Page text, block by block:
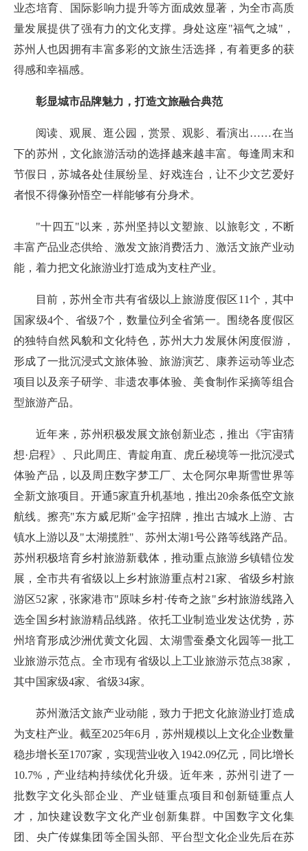
业态培育、国际影响力提升等方面成效显著，为全市高质
量发展提供了强有力的文化支撑。身处这座"福气之城"，
苏州人也因拥有丰富多彩的文旅生活选择，有着更多的获
得感和幸福感。
彰显城市品牌魅力，打造文旅融合典范
阅读、观展、逛公园，赏景、观影、看演出……在当
下的苏州，文化旅游活动的选择越来越丰富。每逢周末和
节假日，苏城各处佳展纷呈、好戏连台，让不少文艺爱好
者恨不得像孙悟空一样能够有分身术。
"十四五"以来，苏州坚持以文塑旅、以旅彰文，不断
丰富产品业态供给、激发文旅消费活力、激活文旅产业动
能，着力把文化旅游业打造成为支柱产业。
目前，苏州全市共有省级以上旅游度假区11个，其中
国家级4个、省级7个，数量位列全省第一。围绕各度假区
的独特自然风貌和文化特色，苏州大力发展休闲度假游，
形成了一批沉浸式文旅体验、旅游演艺、康养运动等业态
项目以及亲子研学、非遗农事体验、美食制作采摘等组合
型旅游产品。
近年来，苏州积极发展文旅创新业态，推出《宇宙猜
想·启程》、只此周庄、青靛甪直、虎丘秘境等一批沉浸式
体验产品，以及周庄数字梦工厂、太仓阿尔卑斯雪世界等
全新文旅项目。开通5家直升机基地，推出20余条低空文旅
航线。擦亮"东方威尼斯"金字招牌，推出古城水上游、古
镇水上游以及"太湖揽胜"、苏州太湖1号公路等线路产品。
苏州积极培育乡村旅游新载体，推动重点旅游乡镇错位发
展，全市共有省级以上乡村旅游重点村21家、省级乡村旅
游区52家，张家港市"原味乡村·传奇之旅"乡村旅游线路入
选全国乡村旅游精品线路。依托工业制造业发达优势，苏
州培育形成沙洲优黄文化园、太湖雪蚕桑文化园等一批工
业旅游示范点。全市现有省级以上工业旅游示范点38家，
其中国家级4家、省级34家。
苏州激活文旅产业动能，致力于把文化旅游业打造成
为支柱产业。截至2025年6月，苏州规模以上文化企业数量
稳步增长至1707家，实现营业收入1942.09亿元，同比增长
10.7%，产业结构持续优化升级。近年来，苏州引进了一
批数字文化头部企业、产业链重点项目和创新链重点人
才，加快建设数字文化产业创新集群。中国数字文化集
团、央广传媒集团等全国头部、平台型文化企业先后在苏